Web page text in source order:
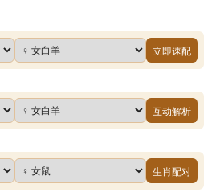
立即速配
互动解析
生肖配对